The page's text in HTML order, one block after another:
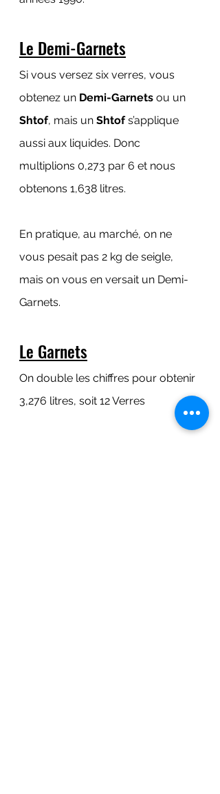
Le Demi-Garnets
Si vous versez six verres, vous
obtenez un Demi-Garnets ou un
Shtof, mais un Shtof s’applique
aussi aux liquides. Donc
multiplions 0,273 par 6 et nous
obtenons 1,638 litres.
En pratique, au marché, on ne
vous pesait pas 2 kg de seigle,
mais on vous en versait un Demi-
Garnets.
Le Garnets
On double les chiffres pour obtenir
3,276 litres, soit 12 Verres